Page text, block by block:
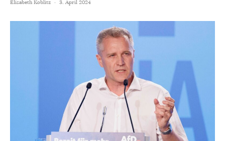
Elisabeth Koblitz · 3. April 2024